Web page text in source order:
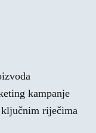
kampanje
ključnim riječima